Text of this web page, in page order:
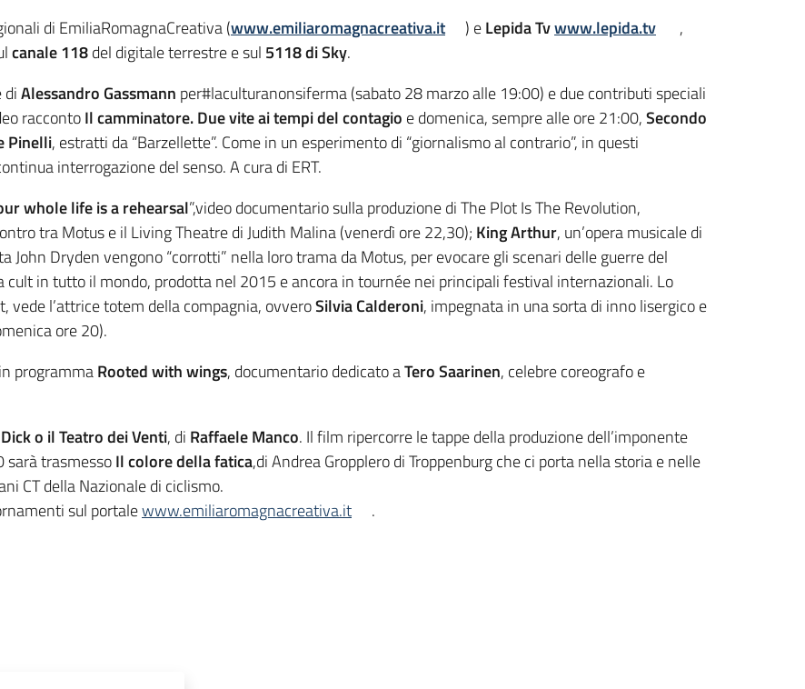
di EmiliaRomagnaCreativa (www.emiliaromagnacreativa.it ) eLepida Tvwww.lepida.tv
,
canale 118del digitale terrestre e sul 5118 di Sky.
diAlessandro Gassmann per#laculturanonsiferma (sabato 28 marzo alle 19:00) e due contributi speciali
raccontoIl camminatore. Due vite ai tempi del contagio e domenica, sempre alle ore 21:00,Secondo
Pinelli, estratti da “Barzellette”. Come in un esperimento di “giornalismo al contrario”, in questi
interrogazione del senso. A cura di ERT.
whole life is a rehearsal”,video documentario sulla produzione di The Plot Is The Revolution,
tra Motus e il Living Theatre di Judith Malina (venerdì ore 22,30); King Arthur, un’opera musicale di
Dryden vengono “corrotti” nella loro trama da Motus, per evocare gli scenari delle guerre del
cult in tutto il mondo, prodotta nel 2015 e ancora in tournée nei principali festival internazionali. Lo
vede l’attrice totem della compagnia, ovveroSilvia Calderoni, impegnata in una sorta di inno lisergico e
ore 20).
programmaRooted with wings, documentario dedicato aTero Saarinen, celebre coreografo e
o il Teatro dei Venti, di Raffaele Manco. Il film ripercorre le tappe della produzione dell’imponente
sarà trasmessoIl colore della fatica,di Andrea Gropplero di Troppenburg che ci porta nella storia e nelle
CT della Nazionale di ciclismo.
sul portalewww.emiliaromagnacreativa.it
.